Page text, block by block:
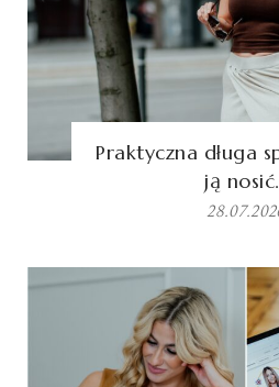
Praktyczna długa
ją